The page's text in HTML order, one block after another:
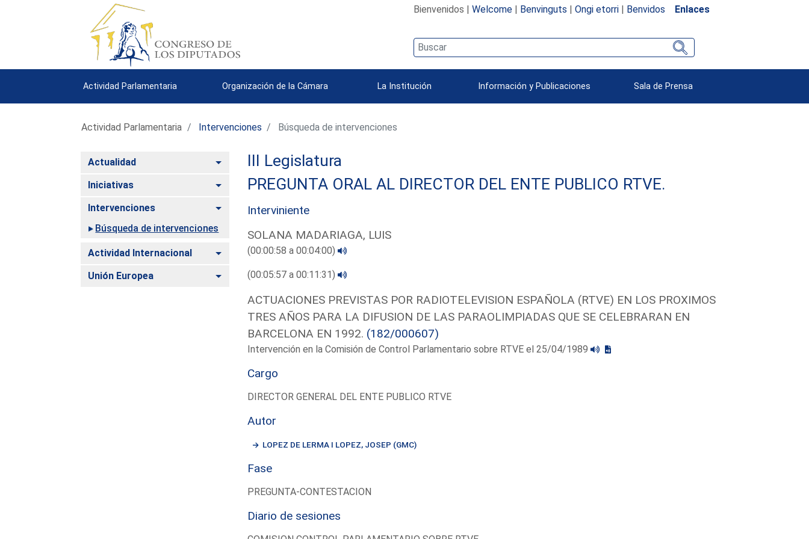
Bienvenidos | Welcome| Benvinguts | Ongi etorri| Benvidos Enlaces
Actividad Parlamentaria Organización de la Cámara La Institución Información y Publicaciones Sala de Prensa
Actividad Parlamentaria Intervenciones Búsqueda de intervenciones
Actualidad Alternar
Iniciativas Alternar
Intervenciones
Alternar
Búsqueda de intervenciones
Actividad Internacional Alternar
Unión Europea Alternar
III Legislatura
PREGUNTA ORAL AL DIRECTOR DEL ENTE PUBLICO RTVE.
Interviniente
SOLANA MADARIAGA, LUIS
(00:00:58 a 00:04:00)
(00:05:57 a 00:11:31)
ACTUACIONES PREVISTAS POR RADIOTELEVISION ESPAÑOLA (RTVE) EN LOS PROXIMOS
TRES AÑOS PARA LA DIFUSION DE LAS PARAOLIMPIADAS QUE SE CELEBRARAN EN
BARCELONA EN 1992. (182/000607)
Intervención en la Comisión de Control Parlamentario sobre RTVE el 25/04/1989
Cargo
DIRECTOR GENERAL DEL ENTE PUBLICO RTVE
Autor
LOPEZ DE LERMA I LOPEZ, JOSEP (GMC)
Fase
PREGUNTA-CONTESTACION
Diario de sesiones